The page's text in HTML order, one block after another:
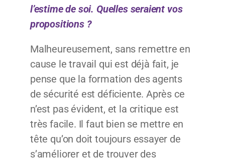
l’estime de soi. Quelles seraient vos
propositions ?
Malheureusement, sans remettre en
cause le travail qui est déjà fait, je
pense que la formation des agents
de sécurité est déficiente. Après ce
n’est pas évident, et la critique est
très facile. Il faut bien se mettre en
tête qu’on doit toujours essayer de
s’améliorer et de trouver des